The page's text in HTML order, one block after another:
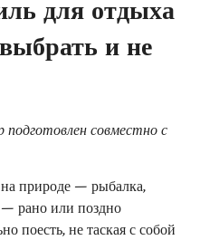
для отдыха
и не
совместно с
природе — рыбалка,
— рано или поздно
поесть, не таская с собой